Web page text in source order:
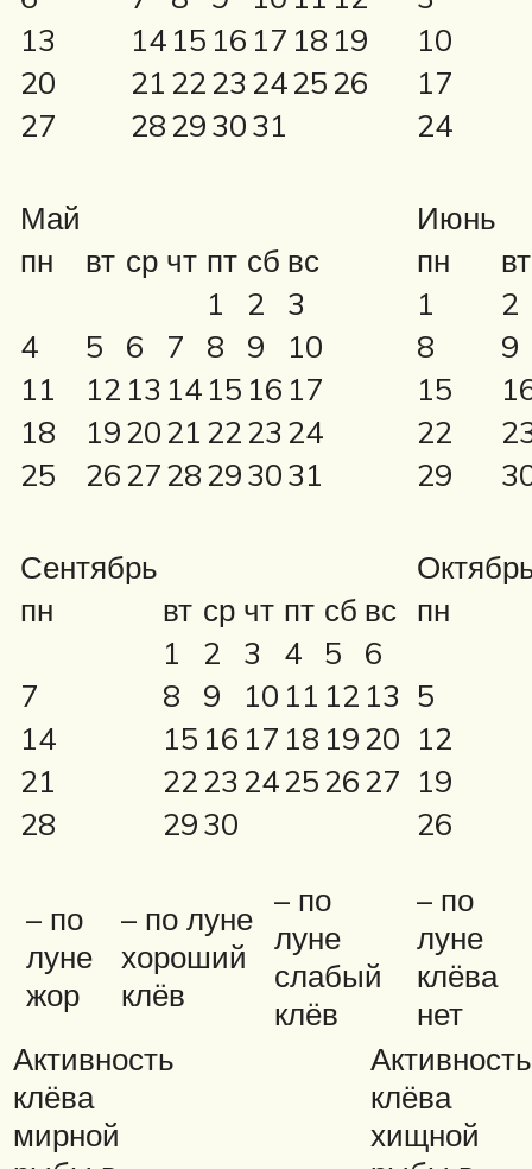
13
14 15 16 17 18 19
20
21 2223 242526
27
28293031
10
17
24
Май
пн
вт ср чт пт сб вс
1
2
3
4
5 6 7 8 9
10
11
12 13 14 15 16 17
18
192021 2223 24
25
262728293031
Июнь
пн
вт
1
2
8
9
15
22
29
Сентябрь
пн
вт ср чт пт сб вс
1
2 3 4 5
6
7
8 9 10 11 12 13
14
15 16 17 18 1920
21
2223 24252627
28
2930
пн
5
12
19
26
– по
луне
жор
– по луне
хороший
клёв
– по
луне
слабый
клёв
– по
луне
клёва
нет
Активность
клёва
мирной
Активность
клёва
хищной